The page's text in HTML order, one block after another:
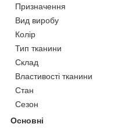
Призначення
Вид виробу
Колір
Тип тканини
Склад
Властивості тканини
Стан
Сезон
Основні